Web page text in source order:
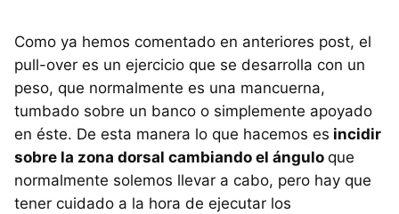
Como ya hemos comentado en anteriores post, el
pull-over es un ejercicio que se desarrolla con un
peso, que normalmente es una mancuerna,
tumbado sobre un banco o simplemente apoyado
en éste. De esta manera lo que hacemos es incidir
sobre la zona dorsal cambiando el ángulo que
normalmente solemos llevar a cabo, pero hay que
tener cuidado a la hora de ejecutar los